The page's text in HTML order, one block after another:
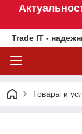
Trade IT -
Товары и